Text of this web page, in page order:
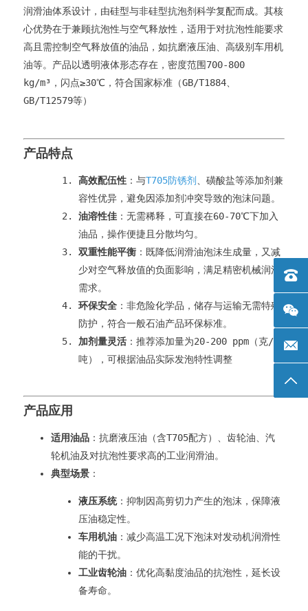
润滑油体系设计，由硅型与非硅型抗泡剂科学复配而成。其核
心优势在于兼顾抗泡性与空气释放性，适用于对抗泡性能要求
高且需控制空气释放值的油品，如抗磨液压油、高级别车用机
油等。产品以透明液体形态存在，密度范围700-800
kg/m³，闪点≥30℃，符合国家标准（GB/T1884、
GB/T12579等）
产品特点
高效配伍性 ：与T705防锈剂
、磺酸盐等添加剂兼
容性优异，避免因添加剂冲突导致的泡沫问题。
油溶性佳 ：无需稀释，可直接在60-70℃下加入
油品，操作便捷且分散均匀。
双重性能平衡 ：既降低润滑油泡沫生成量，又减
少对空气释放值的负面影响，满足精密机械润滑
需求。
环保安全 ：非危险化学品，储存与运输无需特殊
防护，符合一般石油产品环保标准。
加剂量灵活 ：推荐添加量为20-200 ppm（克/
吨），可根据油品实际发泡特性调整
产品应用
适用油品 ：抗磨液压油（含T705配方）、齿轮油、汽
轮机油及对抗泡性要求高的工业润滑油。
典型场景 ：
液压系统：抑制因高剪切力产生的泡沫，保障液
压油稳定性。
车用机油 ：减少高温工况下泡沫对发动机润滑性
能的干扰。
工业齿轮油 ：优化高黏度油品的抗泡性，延长设
备寿命。
电话
邮箱
返回